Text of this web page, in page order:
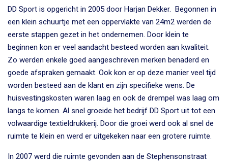
DD Sport is opgericht in 2005 door Harjan Dekker. Begonnen in
een klein schuurtje met een oppervlakte van 24m2 werden de
eerste stappen gezet in het ondernemen. Door klein te
beginnen kon er veel aandacht besteed worden aan kwaliteit.
Zo werden enkele goed aangeschreven merken benaderd en
goede afspraken gemaakt. Ook kon er op deze manier veel tijd
worden besteed aan de klant en zijn specifieke wens. De
huisvestingskosten waren laag en ook de drempel was laag om
langs te komen. Al snel groeide het bedrijf DD Sport uit tot een
volwaardige textieldrukkerij. Door die groei werd ook al snel de
ruimte te klein en werd er uitgekeken naar een grotere ruimte.
In 2007 werd die ruimte gevonden aan de Stephensonstraat